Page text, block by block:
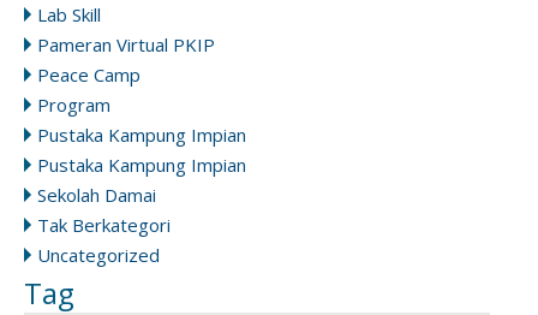
Lab Skill
Pameran Virtual PKIP
Peace Camp
Program
Pustaka Kampung Impian
Pustaka Kampung Impian
Sekolah Damai
Tak Berkategori
Uncategorized
Tag